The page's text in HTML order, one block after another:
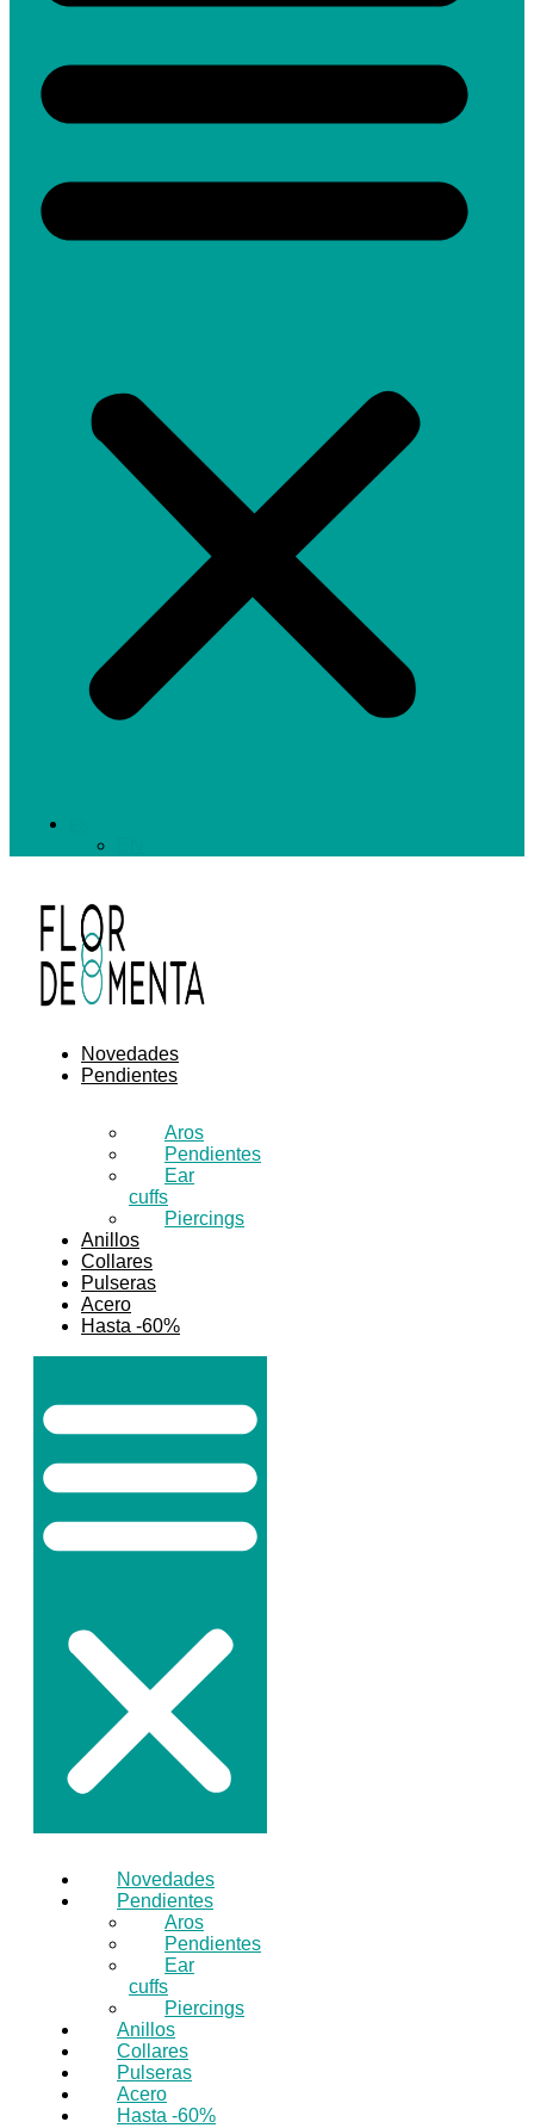
Novedades
Pendientes
Aros
Pendientes
Ear
cuffs
Piercings
Anillos
Collares
Pulseras
Acero
Hasta -60%
Novedades
Pendientes
Aros
Pendientes
Ear
cuffs
Piercings
Anillos
Collares
Pulseras
Acero
Hasta -60%